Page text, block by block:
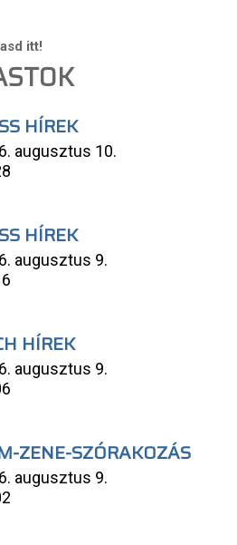
HÍREK
augusztus 10.
HÍREK
augusztus 9.
HÍREK
augusztus 9.
ZENE-SZÓRAKOZÁS
augusztus 9.